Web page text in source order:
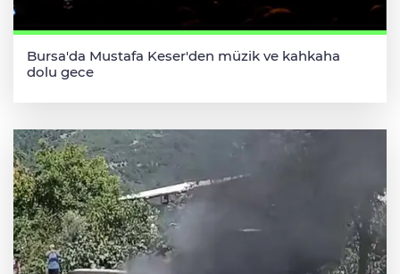
Bursa'da Mustafa Keser'den müzik ve kahkaha
dolu gece